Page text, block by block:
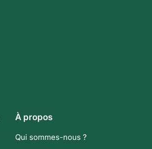
À propos
Qui sommes-nous ?